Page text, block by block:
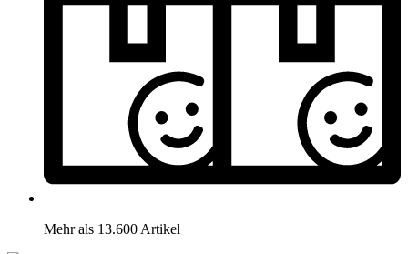
Mehr als 13.600 Artikel